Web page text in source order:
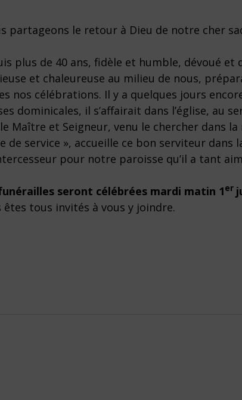
partageons le retour à Dieu de notre cher
plus de 40 ans, fidèle et humble, dévoué
et chaleureuse au milieu de nous,
nos célébrations. Il y a quelques jours
dominicales, il s’affairait dans l’église, au
Maître et Seigneur, venu le chercher dans
de service », accueille ce bon serviteur dans
pour notre paroisse qu’il a tant
seront célébrées mardi matin 1er
êtes tous invités à vous y joindre.